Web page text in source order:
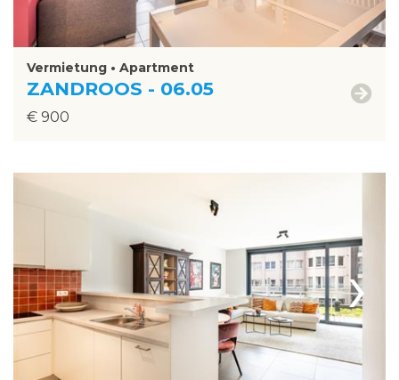
Vermietung • Apartment
ZANDROOS - 06.05
€ 900
›